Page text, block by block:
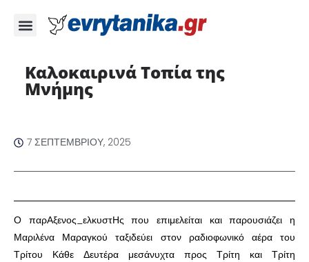
Καλοκαιρινά Τοπία της
Μνήμης
7 ΣΕΠΤΕΜΒΡΊΟΥ, 2025
Ο παρΑξενος_ελκυστΗς που επιμελείται και παρουσιάζει η
Μαριλένα Μαραγκού ταξιδεύει στον ραδιοφωνικό αέρα του
Τρίτου Κάθε Δευτέρα μεσάνυχτα προς Τρίτη και Τρίτη